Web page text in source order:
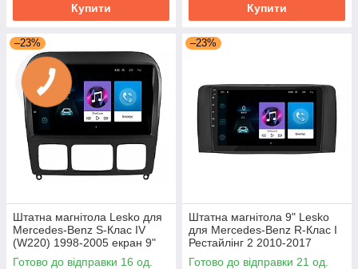
Купити Купити
–23%
Штатна магнітола Lesko для
Mercedes-Benz S-Клас IV
(W220) 1998-2005 екран 9"
1/16Gb/ Wi-Fi Optima Android
Готово до відправки 16 од.
–23%
Штатна магнітола 9" Lesko
для Mercedes-Benz R-Клас I
Рестайлінг 2 2010-2017
1/16Gb Wi-Fi GPS Base
Готово до відправки 21 од.